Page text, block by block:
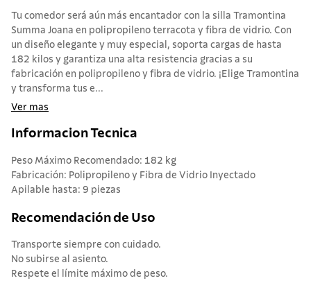
Tu comedor será aún más encantador con la silla Tramontina
Summa Joana en polipropileno terracota y fibra de vidrio. Con
un diseño elegante y muy especial, soporta cargas de hasta
182 kilos y garantiza una alta resistencia gracias a su
fabricación en polipropileno y fibra de vidrio. ¡Elige Tramontina
y transforma tus e...
Ver mas
Informacion Tecnica
Peso Máximo Recomendado: 182 kg
Fabricación: Polipropileno y Fibra de Vidrio Inyectado
Apilable hasta: 9 piezas
Recomendación de Uso
Transporte siempre con cuidado.
No subirse al asiento.
Respete el límite máximo de peso.